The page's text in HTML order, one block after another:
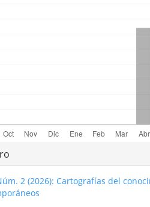
2 (2026): Cartografías del